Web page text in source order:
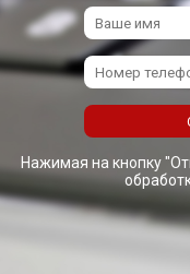
Нажимая на кнопку